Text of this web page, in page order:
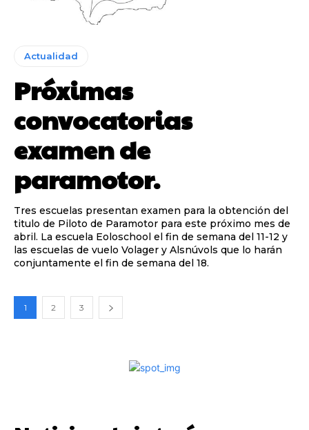
Actualidad
Próximas
convocatorias
examen de
paramotor.
Tres escuelas presentan examen para la obtención del
titulo de Piloto de Paramotor para este próximo mes de
abril. La escuela Eoloschool el fin de semana del 11-12 y
las escuelas de vuelo Volager y Alsnúvols que lo harán
conjuntamente el fin de semana del 18.
1 2 3